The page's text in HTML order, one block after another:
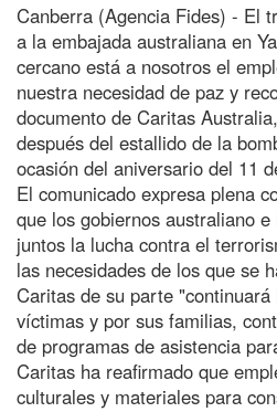
Canberra (Agencia Fides) - El
a la embajada australiana en
cercano está a nosotros el
nuestra necesidad de paz y
documento de Caritas
después del estallido de la
ocasión del aniversario del 11
El comunicado expresa plena
que los gobiernos australiano
juntos la lucha contra el
las necesidades de los que se
Caritas de su parte
víctimas y por sus familias,
de programas de asistencia
Caritas ha reafirmado que
culturales y materiales para